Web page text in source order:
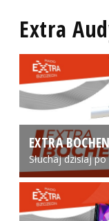
Extra
EXTRA
Słuchaj dzisiaj